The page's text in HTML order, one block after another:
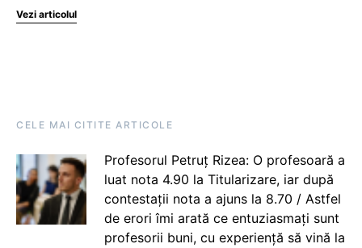
Vezi articolul
CELE MAI CITITE ARTICOLE
Profesorul Petruț Rizea: O profesoară a
luat nota 4.90 la Titularizare, iar după
contestații nota a ajuns la 8.70 / Astfel
de erori îmi arată ce entuziasmați sunt
profesorii buni, cu experiență să vină la